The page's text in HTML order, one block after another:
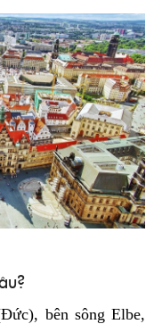
bên sông Elbe,